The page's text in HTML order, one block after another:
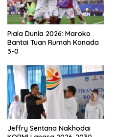
Piala Dunia 2026: Maroko
Bantai Tuan Rumah Kanada
3-0
Jeffry Sentana Nakhodai